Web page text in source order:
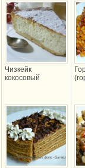
Чизкейк
кокосовый